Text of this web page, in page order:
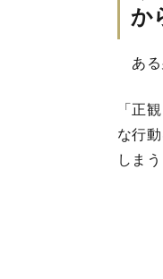
か
ある
「正
な行
しま